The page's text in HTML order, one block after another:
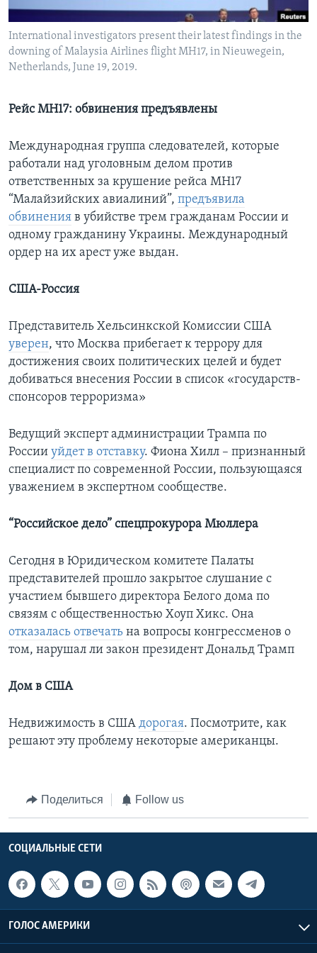
Learning English
СОЦИАЛЬНЫЕ СЕТИ
International investigators present their latest findings in the
downing of Malaysia Airlines flight MH17, in Nieuwegein,
Netherlands, June 19, 2019.
Рейс MH17: обвинения предъявлены
Международная группа следователей, которые
работали над уголовным делом против
ответственных за крушение рейса МН17
“Малайзийских авиалиний”, предъявила
обвинения в убийстве трем гражданам России и
одному гражданину Украины. Международный
ордер на их арест уже выдан.
США-Россия
Представитель Хельсинкской Комиссии США
уверен, что Москва прибегает к террору для
достижения своих политических целей и будет
добиваться внесения России в список «государств-
спонсоров терроризма»
Ведущий эксперт администрации Трампа по
России уйдет в отставку. Фиона Хилл – признанный
специалист по современной России, пользующаяся
уважением в экспертном сообществе.
“Российское дело” спецпрокурора Мюллера
Сегодня в Юридическом комитете Палаты
представителей прошло закрытое слушание с
участием бывшего директора Белого дома по
связям с общественностью Хоуп Хикс. Она
отказалась отвечать на вопросы конгрессменов о
том, нарушал ли закон президент Дональд Трамп
Дом в США
Недвижимость в США дорогая. Посмотрите, как
решают эту проблему некоторые американцы.
Поделиться Follow us
СОЦИАЛЬНЫЕ СЕТИ
ГОЛОС АМЕРИКИ